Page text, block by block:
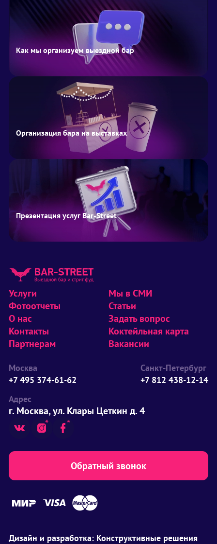
Как мы организуем выездной бар
Организация бара на выставках
Презентация услуг Bar-Street
Услуги
Фотоотчеты
О нас
Контакты
Партнерам
Мы в СМИ
Статьи
Задать вопрос
Коктейльная карта
Вакансии
Москва
+7 495 374-61-62
Санкт-Петербург
+7 812 438-12-14
Адрес
г. Москва, ул. Клары Цеткин д. 4
Обратный звонок
Дизайн и разработка: Конструктивные решения